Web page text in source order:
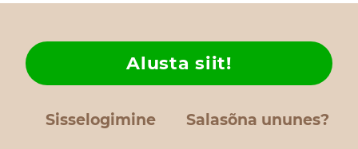
Sisselogimine Salasõna ununes?
Alusta siit!